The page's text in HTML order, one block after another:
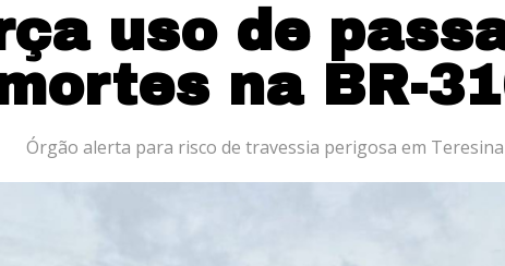
uso de
na BR-
Órgão alerta para risco de travessia perigosa em Teresina